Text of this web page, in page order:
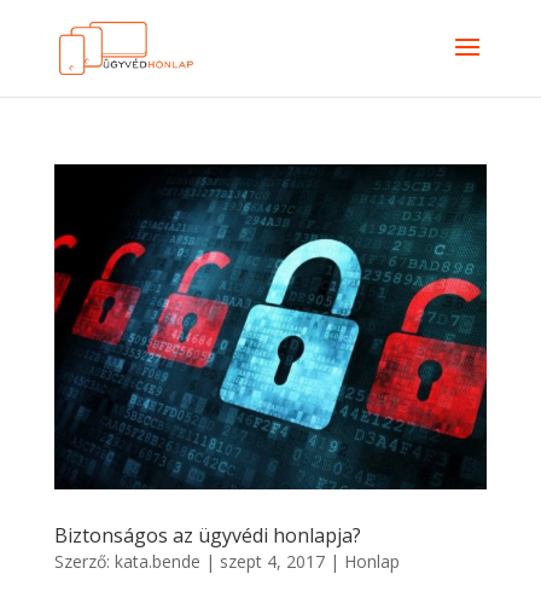
Biztonságos az ügyvédi honlapja?
Szerző: kata.bende | szept 4, 2017| Honlap